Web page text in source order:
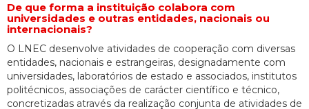
De que forma a instituição colabora com
universidades e outras entidades, nacionais ou
internacionais?
O LNEC desenvolve atividades de cooperação com diversas
entidades, nacionais e estrangeiras, designadamente com
universidades, laboratórios de estado e associados, institutos
politécnicos, associações de carácter científico e técnico,
concretizadas através da realização conjunta de atividades de